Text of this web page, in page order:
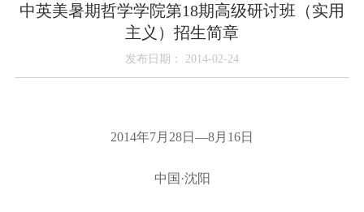
中英美暑期哲学学院第18期高级研讨班（实用
主义）招生简章
发布日期： 2014-02-24
2014年7月 28日—8月 16日
中国 ·沈阳